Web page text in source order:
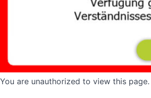
You are unauthorized to view this page.